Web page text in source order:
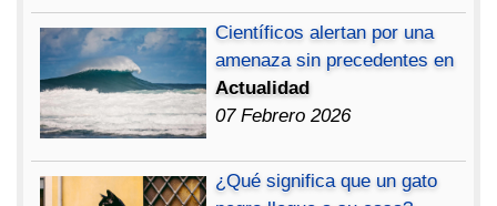
Científicos alertan por una
amenaza sin precedentes en
Actualidad
07 Febrero 2026
¿Qué significa que un gato